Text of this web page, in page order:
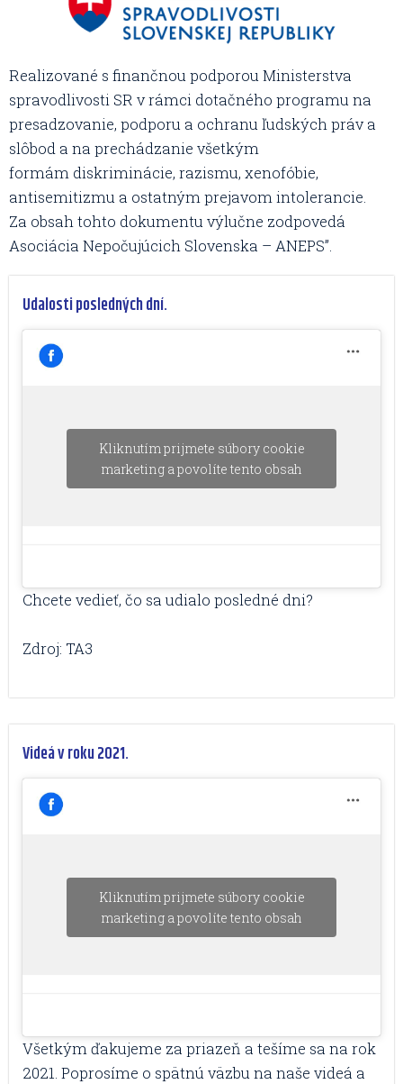
Realizované s finančnou podporou Ministerstva
spravodlivosti SR v rámci dotačného programu na
presadzovanie, podporu a ochranu ľudských práv a
slôbod a na prechádzanie všetkým
formám diskriminácie, razismu, xenofóbie,
antisemitizmu a ostatným prejavom intolerancie.
Za obsah tohto dokumentu výlučne zodpovedá
Asociácia Nepočujúcich Slovenska – ANEPS”.
Udalosti posledných dní.
Kliknutím prijmete súbory cookie
marketing a povolíte tento obsah
Chcete vedieť, čo sa udialo posledné dni?
Zdroj: TA3
Videá v roku 2021.
Kliknutím prijmete súbory cookie
marketing a povolíte tento obsah
Všetkým ďakujeme za priazeň a tešíme sa na rok
2021. Poprosíme o spätnú väzbu na naše videá a